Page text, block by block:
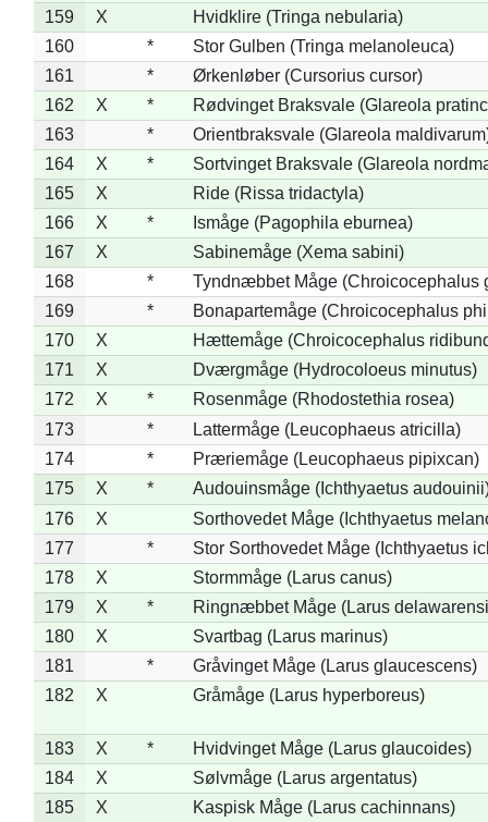
159
X
Hvidklire (Tringa nebularia)
160
*
Stor Gulben (Tringa melanoleuca)
161
*
Ørkenløber (Cursorius cursor)
162
X *
Rødvinget Braksvale (Glareola
163
*
Orientbraksvale (Glareola
164
X *
Sortvinget Braksvale (Glareola
165
X
Ride (Rissa tridactyla)
166
X *
Ismåge (Pagophila eburnea)
167
X
Sabinemåge (Xema sabini)
168
*
Tyndnæbbet Måge (Chroicocephalus
169
*
Bonapartemåge (Chroicocephalus
170
X
Hættemåge (Chroicocephalus
171
X
Dværgmåge (Hydrocoloeus minutus)
172
X *
Rosenmåge (Rhodostethia rosea)
173
*
Lattermåge (Leucophaeus atricilla)
174
*
Præriemåge (Leucophaeus pipixcan)
175
X *
Audouinsmåge (Ichthyaetus
176
X
Sorthovedet Måge (Ichthyaetus
177
*
Stor Sorthovedet Måge (Ichthyaetus
178
X
Stormmåge (Larus canus)
179
X *
Ringnæbbet Måge (Larus
180
X
Svartbag (Larus marinus)
181
*
Gråvinget Måge (Larus glaucescens)
182
X Gråmåge (Larus hyperboreus)
183 X *
Hvidvinget Måge (Larus glaucoides)
184
X
Sølvmåge (Larus argentatus)
185
X
Kaspisk Måge (Larus cachinnans)